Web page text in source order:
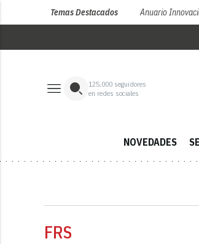
Temas Destacados Anuario
125,000 seguidores
en redes sociales
NOVEDADES
FRS